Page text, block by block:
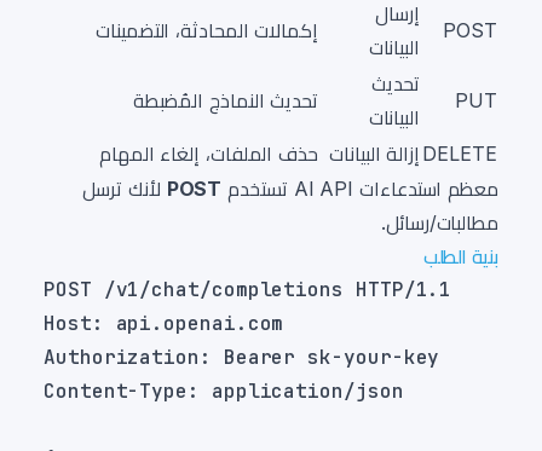
POST
إرسال
البيانات
إكمالات المحادثة، التضمينات
PUT
تحديث
البيانات
تحديث النماذج المُضبطة
DELETE إزالة البيانات حذف الملفات، إلغاء المهام
معظم استدعاءات AI API تستخدم
POST لأنك ترسل
مطالبات/رسائل.
بنية الطلب